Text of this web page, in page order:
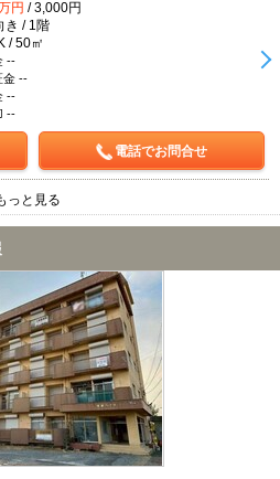
円 / 3,000円
き / 1階
/ 50㎡
--
金 --
--
--
電話でお問合せ
っと見る